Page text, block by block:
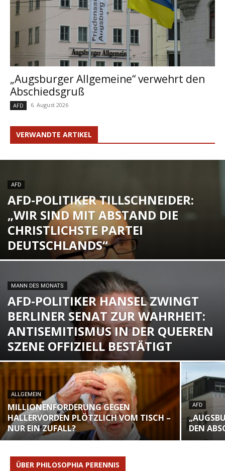
„Augsburger Allgemeine“ verwehrt den
Abschiedsgruß
AFD 6. August 2026
VERWANDTE ARTIKEL
AFD
AFD-POLITIKER TILLSCHNEIDER:
„WIR SIND MIT ABSTAND DIE
CHRISTLICHSTE PARTEI
DEUTSCHLANDS“
MANN DES MONATS
AFD-POLITIKER HANSEL ZWINGT
BERLINER SENAT ZUR WAHRHEIT:
ANTISEMITISMUS IN DER QUEEREN
SZENE OFFIZIELL BESTÄTIGT
ALLGEMEIN
MILLIONENFORDERUNG GEGEN
HALLERVORDEN PLÖTZLICH VOM TISCH –
NUR EIN ZUFALL?
AFD
DEN
ÜBER PHILOSOPHIA PERENNIS